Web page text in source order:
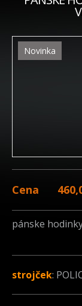
Novinka
Cena
pánske
strojček: